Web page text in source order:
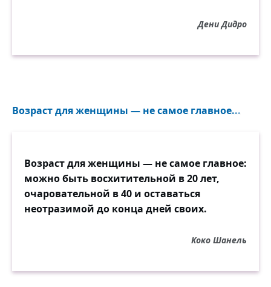
Дени Дидро
Возраст для женщины — не самое главное...
Возраст для женщины — не самое главное:
можно быть восхитительной в 20 лет,
очаровательной в 40 и оставаться
неотразимой до конца дней своих.
Коко Шанель